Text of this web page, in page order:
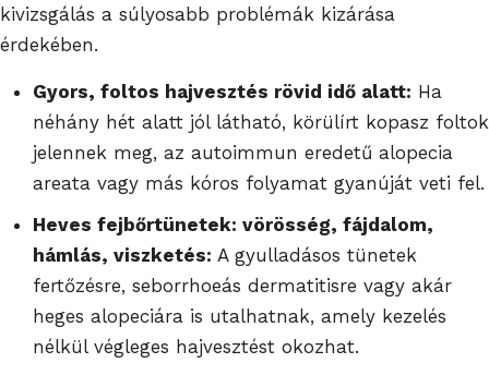
kivizsgálás a súlyosabb problémák kizárása
érdekében.
Gyors, foltos hajvesztés rövid idő alatt: Ha
néhány hét alatt jól látható, körülírt kopasz foltok
jelennek meg, az autoimmun eredetű alopecia
areata vagy más kóros folyamat gyanúját veti fel.
Heves fejbőrtünetek: vörösség, fájdalom,
hámlás, viszketés: A gyulladásos tünetek
fertőzésre, seborrhoeás dermatitisre vagy akár
heges alopeciára is utalhatnak, amely kezelés
nélkül végleges hajvesztést okozhat.